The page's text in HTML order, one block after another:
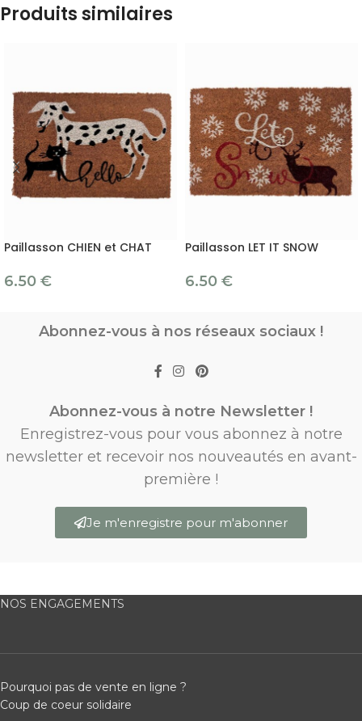
Produits similaires
Paillasson CHIEN et CHAT
6.50 €
Paillasson LET IT SNOW
6.50 €
Abonnez-vous à nos réseaux sociaux !
Abonnez-vous à notre Newsletter !
Enregistrez-vous pour vous abonnez à notre
newsletter et recevoir nos nouveautés en avant-
première !
Je m'enregistre pour m'abonner
NOS ENGAGEMENTS
Pourquoi pas de vente en ligne ?
Coup de coeur solidaire